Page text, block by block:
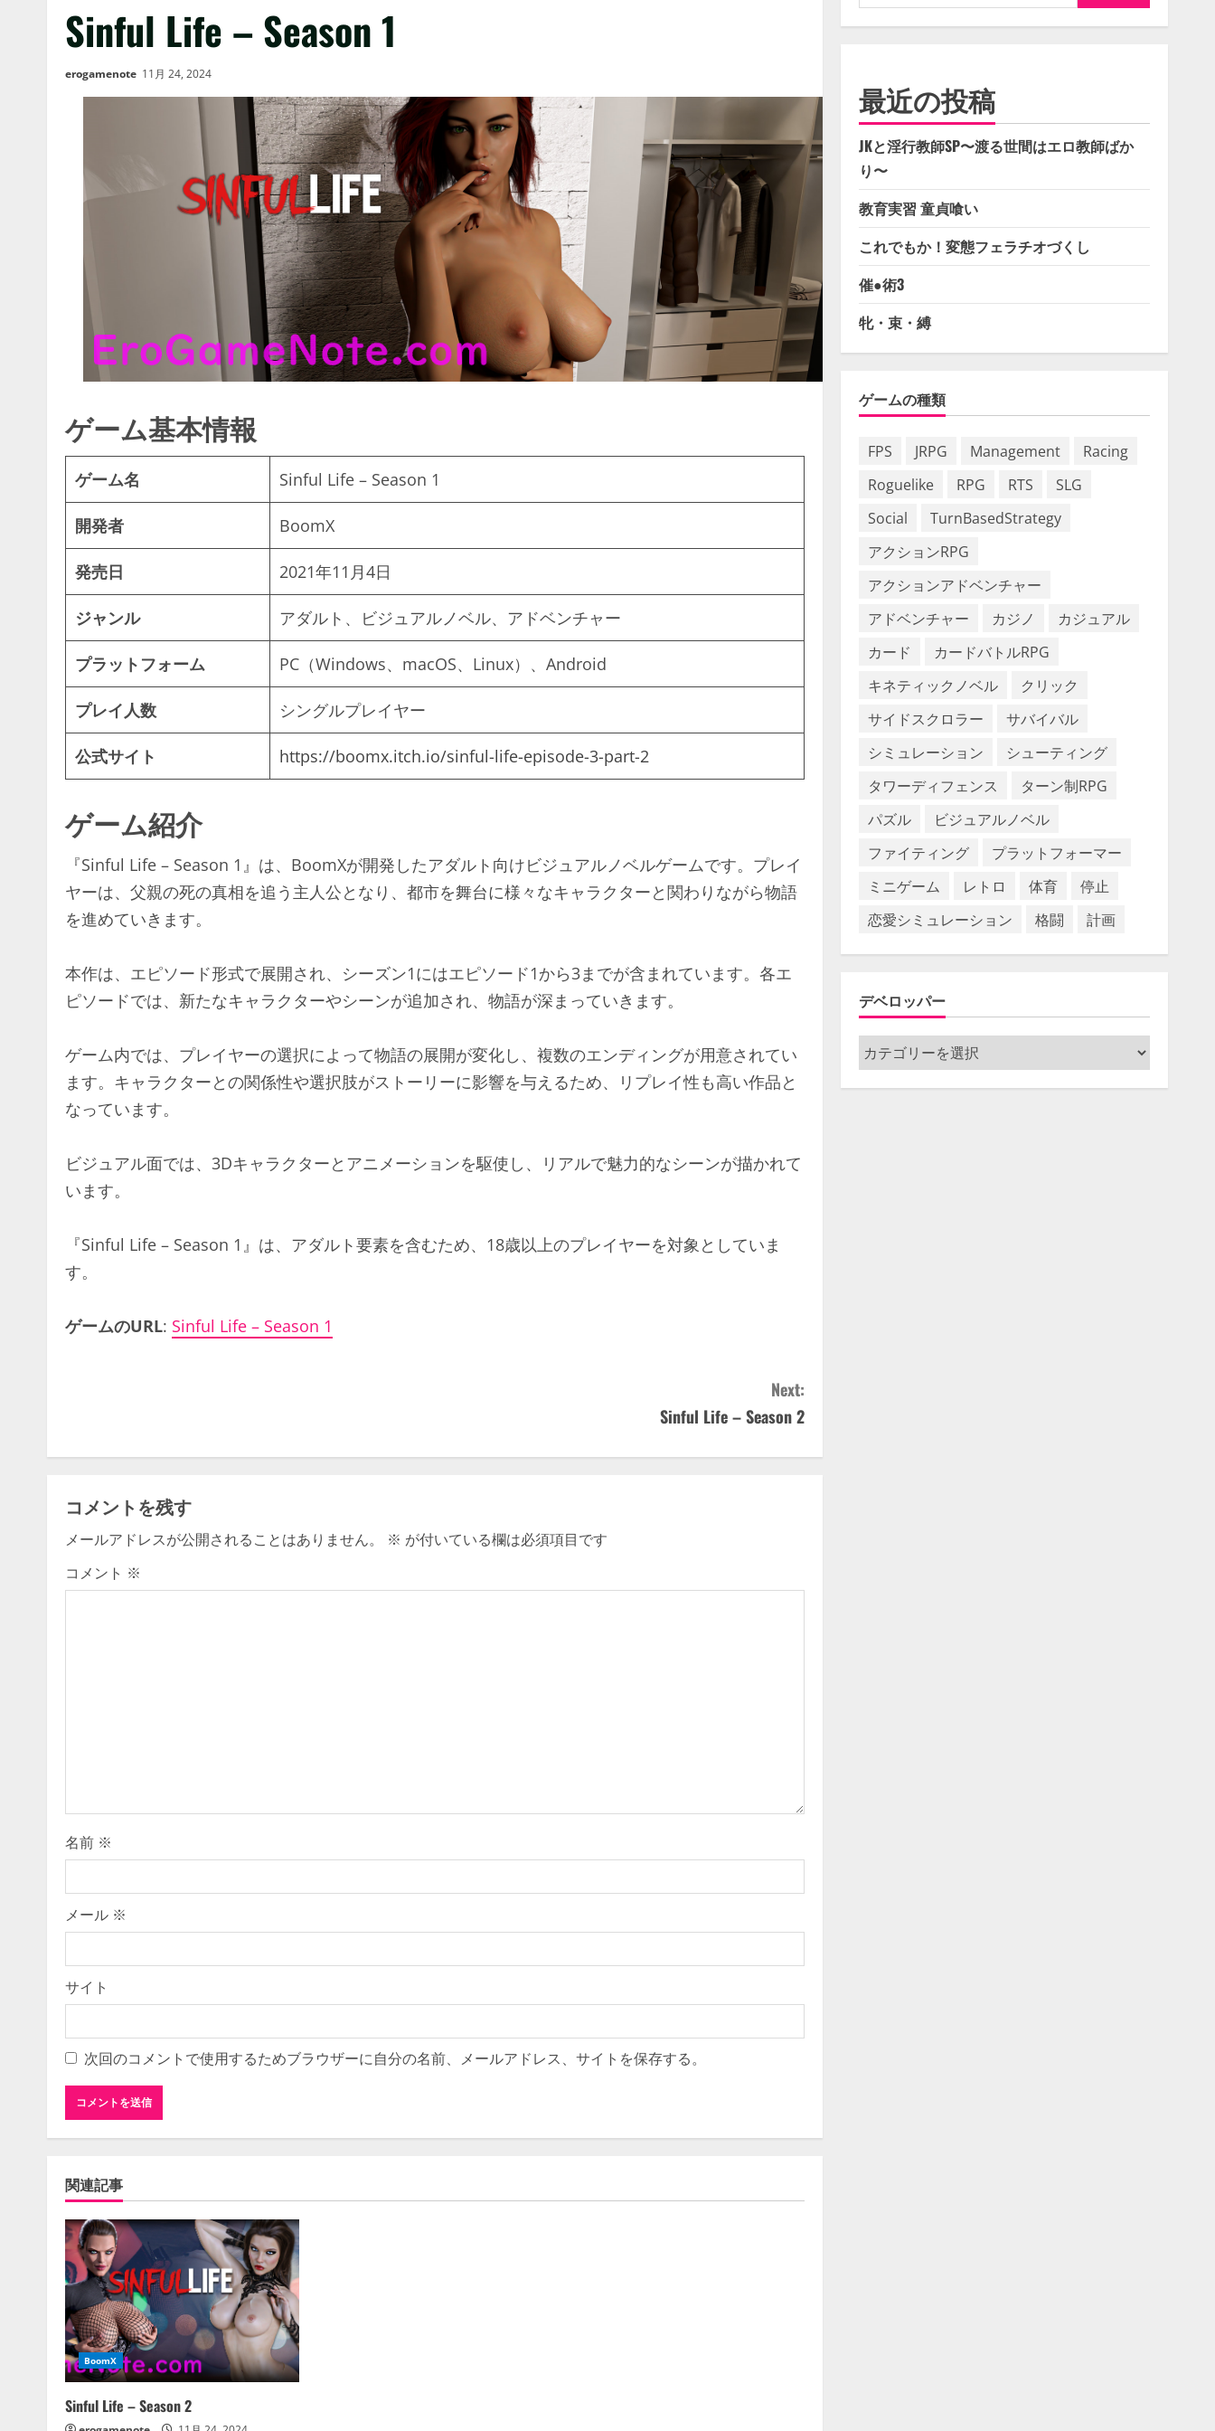
Sinful Life – Season 1
erogamenote 11月 24, 2024
ゲーム基本情報
ゲーム名 Sinful Life – Season 1
開発者 BoomX
発売日 2021年11月4日
ジャンル アダルト、ビジュアルノベル、アドベンチャー
プラットフォーム PC（Windows、macOS、Linux）、Android
プレイ人数 シングルプレイヤー
公式サイト https://boomx.itch.io/sinful-life-episode-3-part-2
ゲーム紹介
『Sinful Life – Season 1』は、BoomXが開発したアダルト向けビジュアルノベルゲームです。プレイ
ヤーは、父親の死の真相を追う主人公となり、都市を舞台に様々なキャラクターと関わりながら物語
を進めていきます。
本作は、エピソード形式で展開され、シーズン1にはエピソード1から3までが含まれています。各エ
ピソードでは、新たなキャラクターやシーンが追加され、物語が深まっていきます。
ゲーム内では、プレイヤーの選択によって物語の展開が変化し、複数のエンディングが用意されてい
ます。キャラクターとの関係性や選択肢がストーリーに影響を与えるため、リプレイ性も高い作品と
なっています。
ビジュアル面では、3Dキャラクターとアニメーションを駆使し、リアルで魅力的なシーンが描かれて
います。
『Sinful Life – Season 1』は、アダルト要素を含むため、18歳以上のプレイヤーを対象としていま
す。
ゲームのURL: Sinful Life – Season 1
n
t
i
n
d
i
n
g
Next:
Sinful Life – Season 2
コメントを残す
メールアドレスが公開されることはありません。 ※ が付いている欄は必須項目です
コメント ※
名前 ※
メール ※
サイト
次回のコメントで使用するためブラウザーに自分の名前、メールアドレス、サイトを保存する。
関連記事
BoomX
Sinful Life – Season 2
索:
最近の投稿
JKと淫行教師SP〜渡る世間はエロ教師ばか
り〜
教育実習 童貞喰い
これでもか！変態フェラチオづくし
催●術3
牝・束・縛
ゲームの種類
FPS JRPG Management
Racing
Roguelike
RPG RTS
SLG
Social
TurnBasedStrategy
アクションRPG
アクションアドベンチャー
アドベンチャー
カジノ
カジュアル
カード
カードバトルRPG
キネティックノベル
クリック
サイドスクロラー
サバイバル
シミュレーション
シューティング
タワーディフェンス
ターン制RPG
パズル
ビジュアルノベル
ファイティング
プラットフォーマー
ミニゲーム
レトロ 体育
停止
恋愛シミュレーション
格闘 計画
デベロッパー
デ
ベ